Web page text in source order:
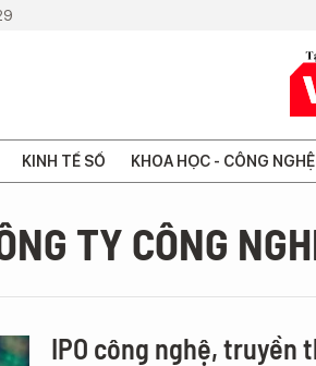
KINH TẾ SỐ KHOA HỌC - CÔNG NGHỆ
TY CÔNG
IPO công nghệ, truyền